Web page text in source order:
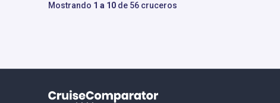
Mostrando 1 a 10 de 56 cruceros